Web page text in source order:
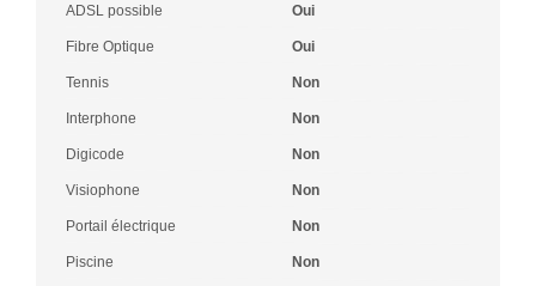
ADSL possible Oui
Fibre Optique Oui
Tennis Non
Interphone Non
Digicode Non
Visiophone Non
Portail électrique Non
Piscine Non